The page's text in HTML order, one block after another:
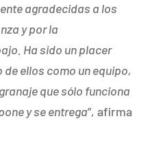
agradecidas a los
y por la
Ha sido un placer
ellos como un equipo,
que sólo funciona
y se entrega”, afirma